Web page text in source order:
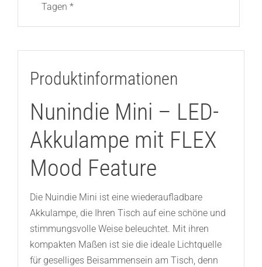
Tagen *
Produktinformationen
Nunindie Mini – LED-
Akkulampe mit FLEX
Mood Feature
Die Nuindie Mini ist eine wiederaufladbare
Akkulampe, die Ihren Tisch auf eine schöne und
stimmungsvolle Weise beleuchtet. Mit ihren
kompakten Maßen ist sie die ideale Lichtquelle
für geselliges Beisammensein am Tisch, denn